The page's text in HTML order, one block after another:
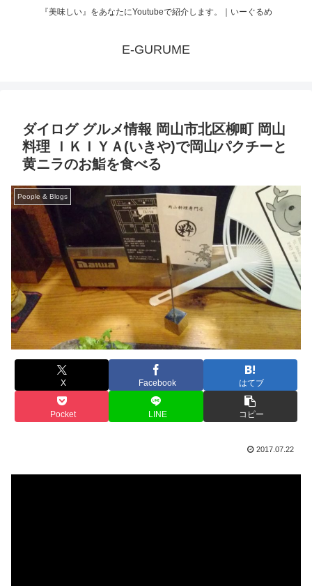
『美味しい』をあなたにYoutubeで紹介します。｜いーぐるめ
E-GURUME
ダイログ グルメ情報 岡山市北区柳町 岡山
料理 ＩＫＩＹＡ(いきや)で岡山パクチーと
黄ニラのお鮨を食べる
People & Blogs
X Facebook はてブ
Pocket LINE コピー
2017.07.22